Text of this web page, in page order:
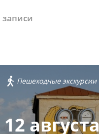
Пешеходные экскурсии
12 августа